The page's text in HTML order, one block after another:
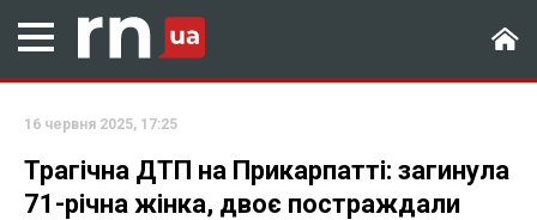
16 червня 2025, 17:25
Трагічна ДТП на Прикарпатті: загинула
71-річна жінка, двоє постраждали